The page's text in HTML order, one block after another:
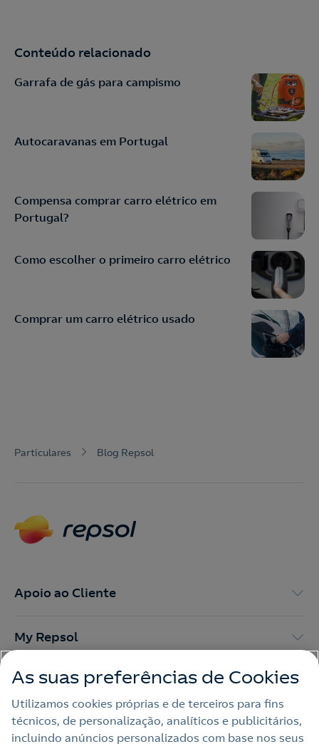
Conteúdo relacionado
Garrafa de gás para campismo
Autocaravanas em Portugal
Compensa comprar carro elétrico em
Portugal?
Como escolher o primeiro carro elétrico
Comprar um carro elétrico usado
Particulares Blog Repsol
Apoio ao Cliente
My Repsol
Outras Energias
Links Úteis
As suas preferências de Cookies
Utilizamos cookies próprias e de terceiros para fins
técnicos, de personalização, analíticos e publicitários,
incluindo anúncios personalizados com base nos seus